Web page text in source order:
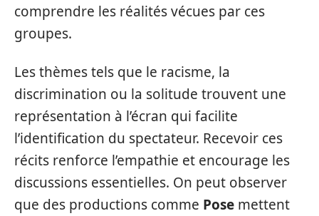
comprendre les réalités vécues par ces
groupes.
Les thèmes tels que le racisme, la
discrimination ou la solitude trouvent une
représentation à l’écran qui facilite
l’identification du spectateur. Recevoir ces
récits renforce l’empathie et encourage les
discussions essentielles. On peut observer
que des productions comme Pose mettent